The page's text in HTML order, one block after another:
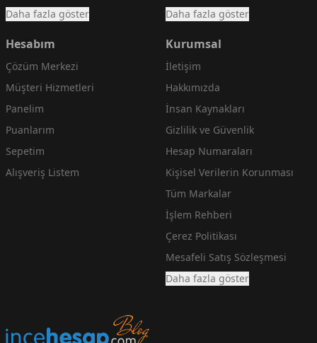
Daha fazla göster
Daha fazla göster
Hesabım
Çözüm Merkezi
Müşteri Hizmetleri
Panelim
Puanlarım
Sepetim
Alışveriş Listem
Kurumsal
İletişim
Hakkımızda
İnsan Kaynakları
Gizlilik ve Güvenlik
Hesap Numaraları
Kişisel Verilerin Korunması
Tüm Markalar
İşlem Rehberi
Çerez Politikası
Mesafeli Satış Sözleşmesi
Daha fazla göster